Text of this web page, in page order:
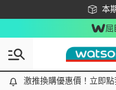
本
下
屈
激推換購優惠價！立即點我看
激推換購優惠價！立即